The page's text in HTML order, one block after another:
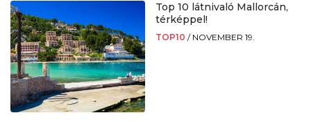
Top 10 látnivaló Mallorcán,
térképpel!
TOP10 / NOVEMBER 19.